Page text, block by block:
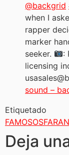
@backgrid
when I
rapper
marker
seeker.
:
licensing
sound –
Etiquetado
FAMOSOS
Deja